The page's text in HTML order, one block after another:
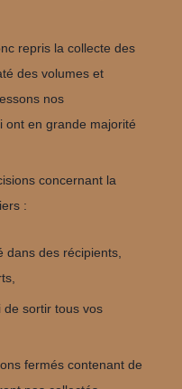
repris la collecte des
des volumes et
nos
ont en grande majorité
concernant la
:
dans des récipients,
de sortir tous vos
fermés contenant de